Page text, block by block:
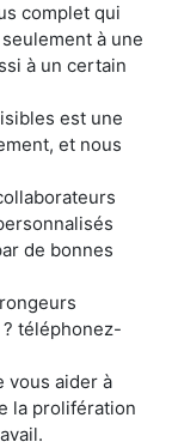
complet qui
à une
à un certain
est une
et nous
de bonnes
téléphonez-
vous aider à
la prolifération